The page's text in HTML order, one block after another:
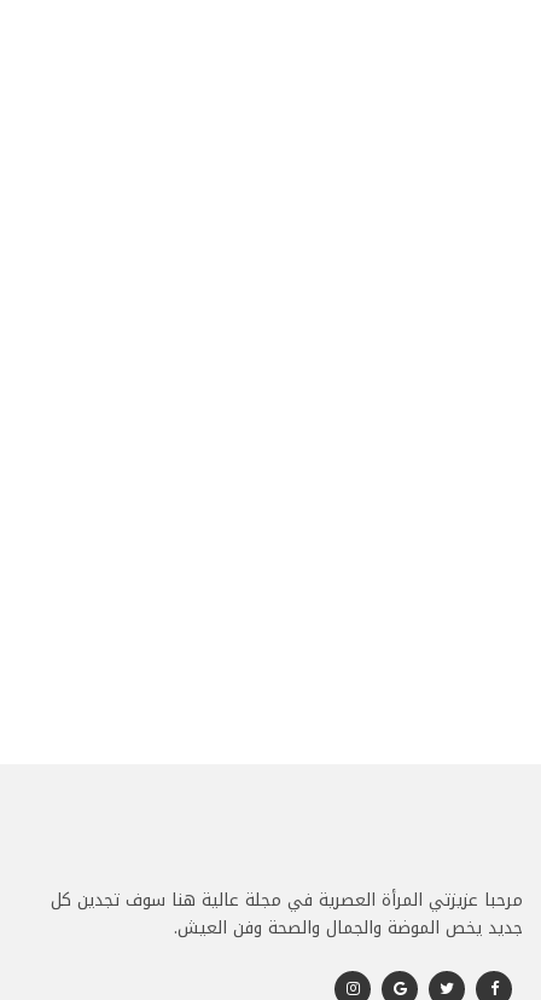
مرحبا عزيزتي المرأة العصرية في مجلة عالية هنا سوف تجدين كل
جديد يخص الموضة والجمال والصحة وفن العيش.